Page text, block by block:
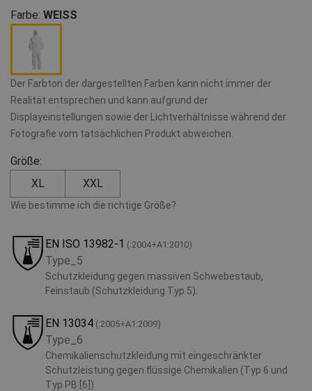
Farbe: WEISS
Der Farbton der dargestellten Farben kann nicht immer der
Realität entsprechen und kann aufgrund der
Displayeinstellungen sowie der Lichtverhältnisse während der
Fotografie vom tatsächlichen Produkt abweichen.
Größe:
XL
XXL
Wie bestimme ich die richtige Größe?
EN ISO 13982-1 (:2004+A1:2010)
Type_5
Schutzkleidung gegen massiven Schwebestaub,
Feinstaub (Schutzkleidung Typ 5).
EN 13034 (:2005+A1:2009)
Type_6
Chemikalienschutzkleidung mit eingeschränkter
Schutzleistung gegen flüssige Chemikalien (Typ 6 und
Typ PB [6])